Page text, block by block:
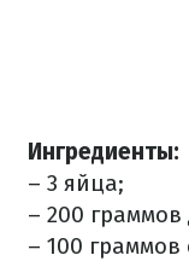
Ингредиенты:
– 3 яйца;
– 200
– 100 граммов